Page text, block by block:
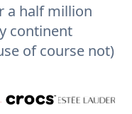
a half million
continent
of course not)